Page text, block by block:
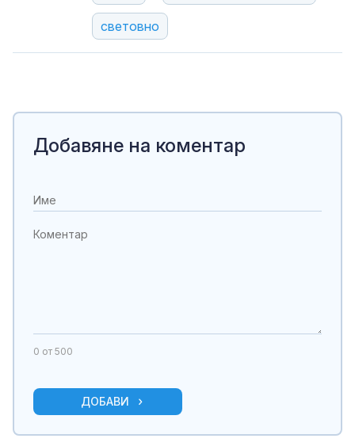
световно
Добавяне на коментар
0 от 500
ДОБАВИ